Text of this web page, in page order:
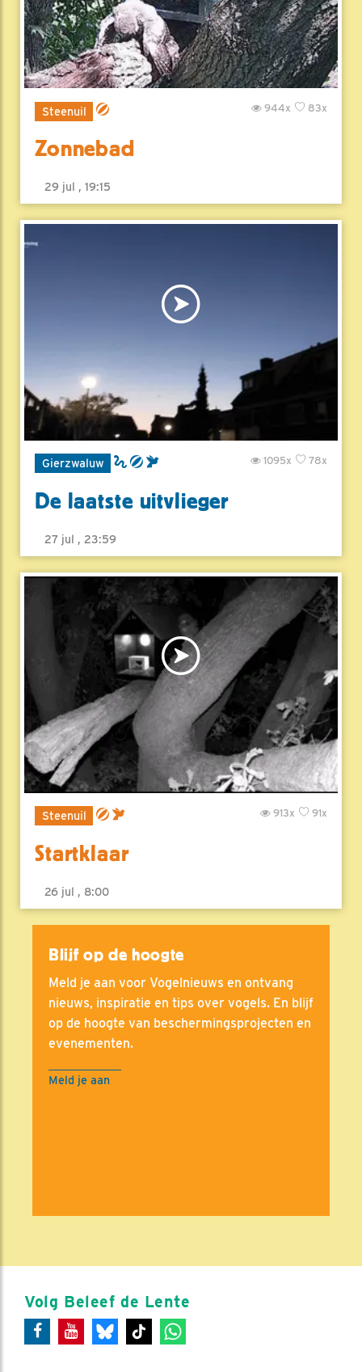
Steenuil 83x
944x
Zonnebad
29 jul , 19:15
Gierzwaluw 78x
1095x
De laatste uitvlieger
27 jul , 23:59
Steenuil 91x
913x
Startklaar
26 jul , 8:00
Blijf op de hoogte
Meld je aan voor Vogelnieuws en ontvang
nieuws, inspiratie en tips over vogels. En blijf
op de hoogte van beschermingsprojecten en
evenementen.
Meld je aan
Volg Beleef de Lente